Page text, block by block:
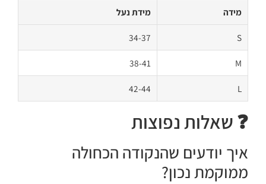
מידה מידת נעל
S
34-37
M
38-41
L
42-44
❓ שאלות נפוצות
איך יודעים שהנקודה הכחולה
ממוקמת נכון?